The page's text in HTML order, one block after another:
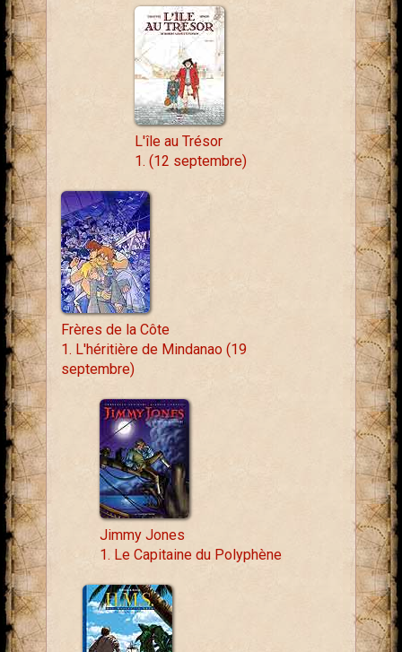
L'île au Trésor
1. (12 septembre)
Frères de la Côte
1. L'héritière de Mindanao (19
septembre)
Jimmy Jones
1. Le Capitaine du Polyphène